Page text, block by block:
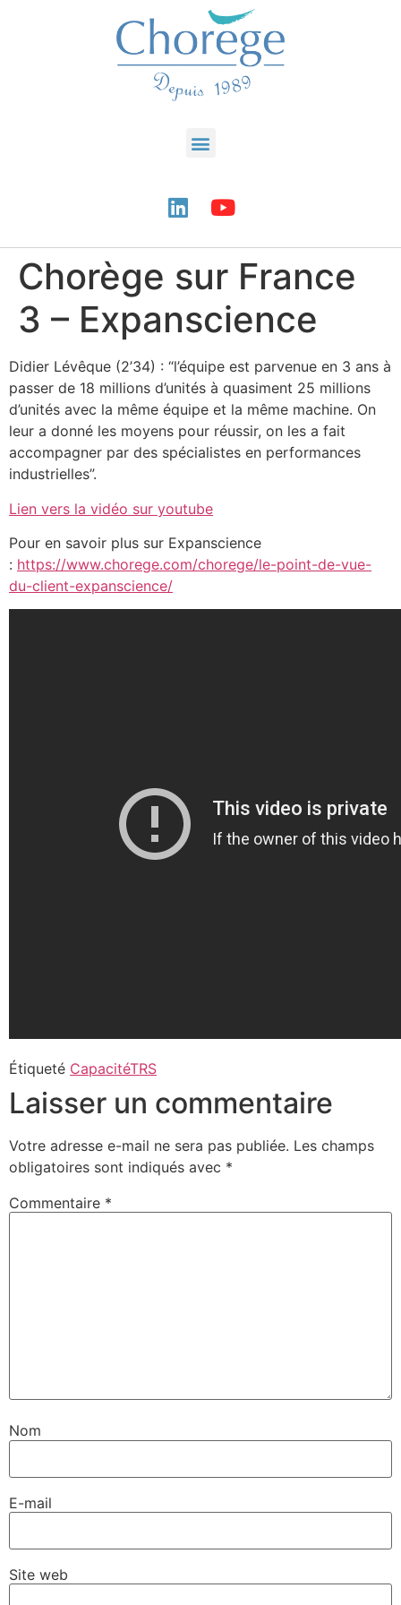
Chorège sur France
3 – Expanscience
Didier Lévêque (2’34) : “l’équipe est parvenue en 3 ans à
passer de 18 millions d’unités à quasiment 25 millions
d’unités avec la même équipe et la même machine. On
leur a donné les moyens pour réussir, on les a fait
accompagner par des spécialistes en performances
industrielles”.
Lien vers la vidéo sur youtube
Pour en savoir plus sur Expanscience
: https://www.chorege.com/chorege/le-point-de-vue-
du-client-expanscience/
Étiqueté CapacitéTRS
Laisser un commentaire
Votre adresse e-mail ne sera pas publiée. Les champs
obligatoires sont indiqués avec *
Commentaire *
Nom
E-mail
Site web